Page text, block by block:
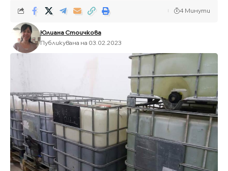
Юлиана Стоичкова
Публикувана на 03.02.2023
4 Минути